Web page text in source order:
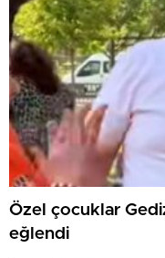
Özel çocuklar
eğlendi